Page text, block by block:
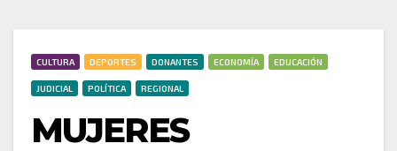
CULTURA DEPORTES DONANTES ECONOMÍA EDUCACIÓN
JUDICIAL POLÍTICA REGIONAL
MUJERES